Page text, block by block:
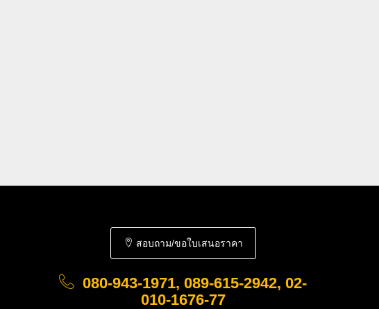
สอบถาม/ขอใบเสนอราคา
080-943-1971, 089-615-2942, 02-
010-1676-77